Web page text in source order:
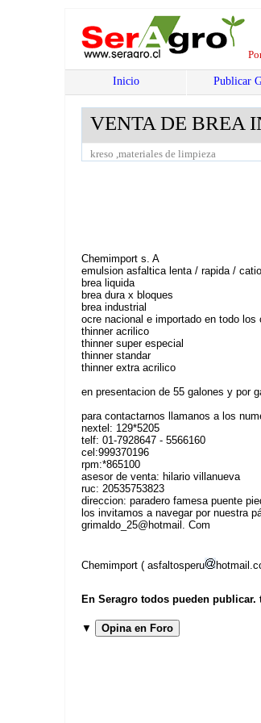
Inicio Publicar
VENTA DE BREA
kreso ,materiales de limpieza
Chemimport s. A
emulsion asfaltica lenta / rapida /
brea liquida
brea dura x bloques
brea industrial
ocre nacional e importado en todo los
thinner acrilico
thinner super especial
thinner standar
thinner extra acrilico
en presentacion de 55 galones y por
para contactarnos llamanos a los
nextel: 129*5205
telf: 01-7928647 - 5566160
cel:999370196
rpm:*865100
asesor de venta: hilario villanueva
ruc: 20535753823
direccion: paradero famesa puente
los invitamos a navegar por nuestra
grimaldo_25@hotmail. Com
Chemimport ( asfaltosperu
En Seragro todos pueden
▼ Opina en Foro